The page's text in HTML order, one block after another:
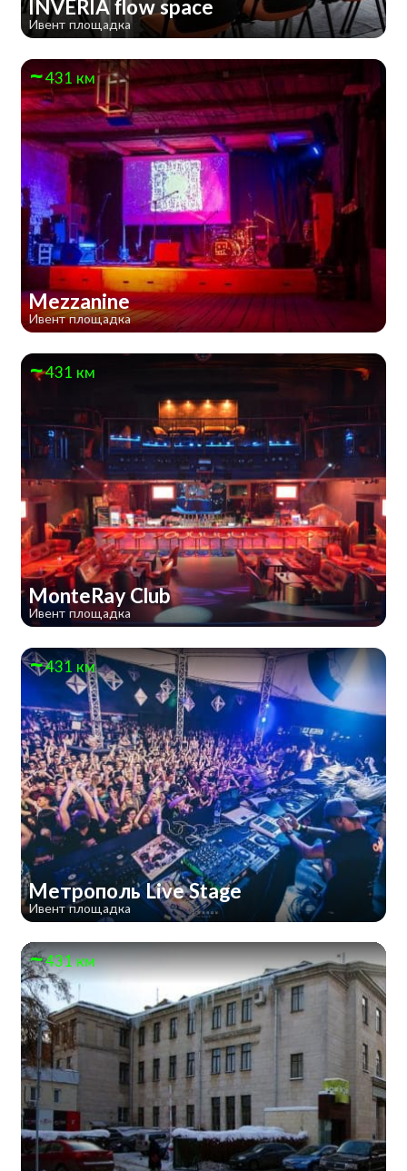
INVERIA flow space
Ивент площадка
431 км
Mezzanine
Ивент площадка
431 км
MonteRay Club
Ивент площадка
431 км
Метрополь Live Stage
Ивент площадка
431 км